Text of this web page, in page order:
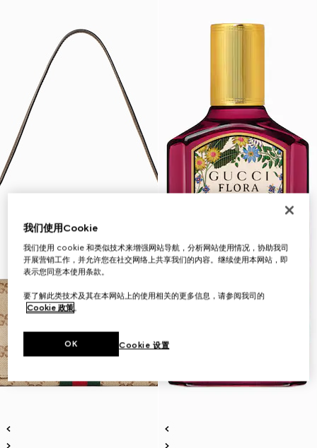
我们使用Cookie
我们使用 cookie 和类似技术来增强网站导航，分析网站使用情况，协助我司
开展营销工作，并允许您在社交网络上共享我们的内容。继续使用本网站，即
表示您同意本使用条款。
要了解此类技术及其在本网站上的使用相关的更多信息，请参阅我司的
Cookie 政策。
Cookie 设置
OK